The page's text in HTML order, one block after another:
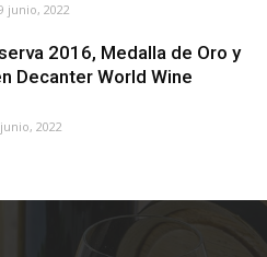
junio, 2022
2016, Medalla de Oro y
Decanter World Wine
2022